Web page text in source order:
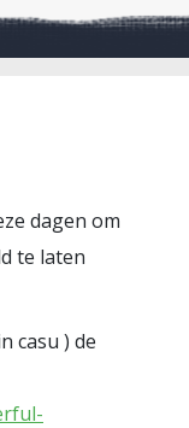
dagen om
te laten
casu ) de